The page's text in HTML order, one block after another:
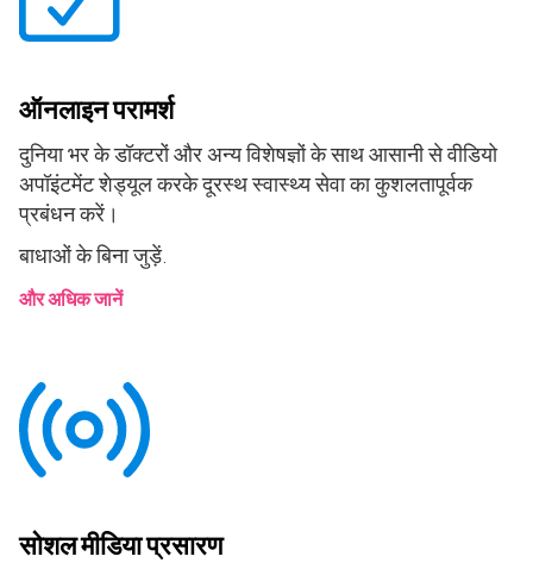
ऑनलाइन परामर्श
दुनिया भर के डॉक्टरों और अन्य विशेषज्ञों के साथ आसानी से वीडियो
अपॉइंटमेंट शेड्यूल करके दूरस्थ स्वास्थ्य सेवा का कुशलतापूर्वक
प्रबंधन करें।
बाधाओं के बिना जुड़ें.
और अधिक जानें
सोशल मीडिया प्रसारण